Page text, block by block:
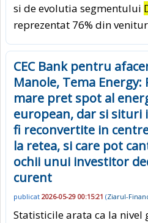
si de evolutia segmentului
reprezentat 76% din
CEC Bank pentru
Manole, Tema Energy:
mare pret spot al
european, dar si situri
fi reconvertite in
la retea, si care pot
ochii unui investitor
curent
publicat 2026-05-29 00:15:21 (Ziarul-
Statisticile arata ca la nivel